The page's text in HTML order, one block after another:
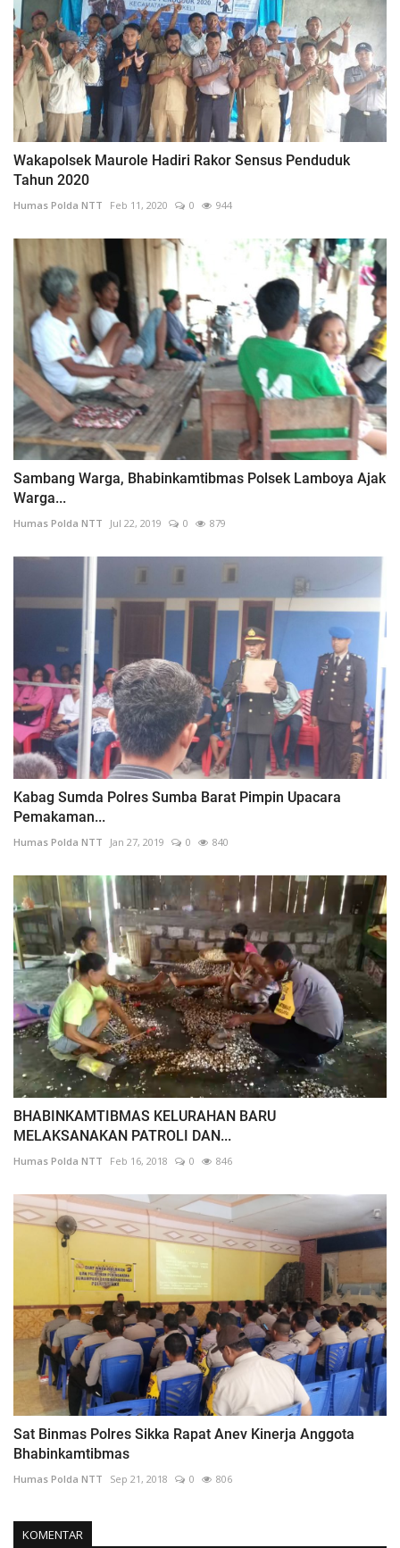
Wakapolsek Maurole Hadiri Rakor Sensus Penduduk
Tahun 2020
Humas Polda NTT Feb 11, 2020 0 944
Sambang Warga, Bhabinkamtibmas Polsek Lamboya Ajak
Warga...
Humas Polda NTT Jul 22, 2019 0 879
Kabag Sumda Polres Sumba Barat Pimpin Upacara
Pemakaman...
Humas Polda NTT Jan 27, 2019 0 840
BHABINKAMTIBMAS KELURAHAN BARU
MELAKSANAKAN PATROLI DAN...
Humas Polda NTT Feb 16, 2018 0 846
Sat Binmas Polres Sikka Rapat Anev Kinerja Anggota
Bhabinkamtibmas
Humas Polda NTT Sep 21, 2018 0 806
KOMENTAR